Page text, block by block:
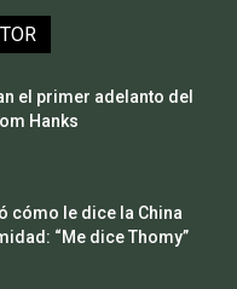
el primer adelanto del
Hanks
cómo le dice la China
“Me dice Thomy”